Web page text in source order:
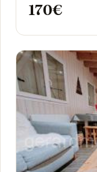
170€